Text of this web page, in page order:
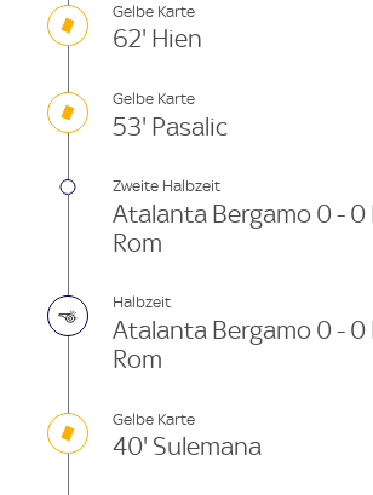
Gelbe Karte
62' Hien
Gelbe Karte
53' Pasalic
Zweite Halbzeit
Atalanta Bergamo 0 - 0
Rom
Halbzeit
Atalanta Bergamo 0 - 0
Rom
Gelbe Karte
40' Sulemana